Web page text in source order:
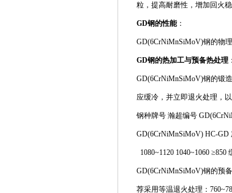
粒，提高耐磨性，增加回火
GD钢的性能：
GD(6CrNiMnSiMoV)钢的物
GD钢的热加工与预备热处理：
GD(6CrNiMnSiMoV)钢的锻
应缓冷，并立即退火处理，以
钢种牌号 瀚超编号
GD(6CrNiMnSiMoV) HC-
1080~1120 1040~1060 ≥850
GD(6CrNiMnSiMoV)钢的预
荐采用等温退火处理：